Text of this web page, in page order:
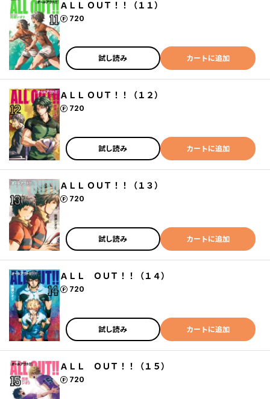
ＡＬＬ ＯＵＴ！！（１１）
720
ポイント
試し読み カートに追加
ＡＬＬ ＯＵＴ！！（１２）
720
ポイント
試し読み カートに追加
ＡＬＬ ＯＵＴ！！（１３）
720
ポイント
試し読み カートに追加
ＡＬＬ ＯＵＴ！！（１４）
720
ポイント
試し読み カートに追加
ＡＬＬ ＯＵＴ！！（１５）
720
ポイント